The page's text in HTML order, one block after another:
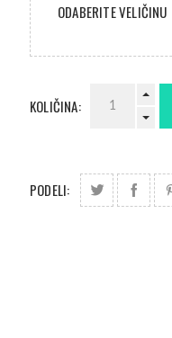
ODABERITE VELIČINU
KOLIČINA:
PODELI: